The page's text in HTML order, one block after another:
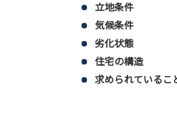
立地条件
気候条件
劣化状態
住宅の構造
求められているこ